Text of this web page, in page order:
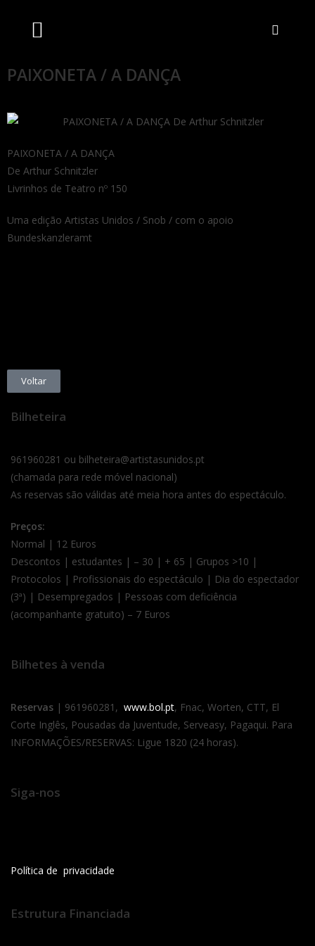
PAIXONETA / A DANÇA
PAIXONETA / A DANÇA
De Arthur Schnitzler
Livrinhos de Teatro nº 150
Uma edição Artistas Unidos / Snob / com o apoio
Bundeskanzleramt
Voltar
Bilheteira
961960281 ou bilheteira@artistasunidos.pt
(chamada para rede móvel nacional)
As reservas são válidas até meia hora antes do espectáculo.
Preços:
Normal | 12 Euros
Descontos | estudantes | – 30 | + 65 | Grupos >10 |
Protocolos | Profissionais do espectáculo | Dia do espectador
(3ª) | Desempregados | Pessoas com deficiência
(acompanhante gratuito) – 7 Euros
Bilhetes à venda
Reservas | 961960281, www.bol.pt, Fnac, Worten, CTT, El
Corte Inglês, Pousadas da Juventude, Serveasy, Pagaqui. Para
INFORMAÇÕES/RESERVAS: Ligue 1820 (24 horas).
Siga-nos
Política de privacidade
Estrutura Financiada